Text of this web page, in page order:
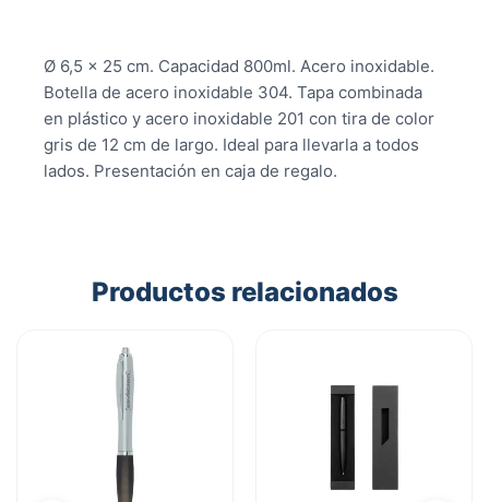
Ø 6,5 x 25 cm. Capacidad 800ml. Acero inoxidable.
Botella de acero inoxidable 304. Tapa combinada
en plástico y acero inoxidable 201 con tira de color
gris de 12 cm de largo. Ideal para llevarla a todos
lados. Presentación en caja de regalo.
Productos relacionados